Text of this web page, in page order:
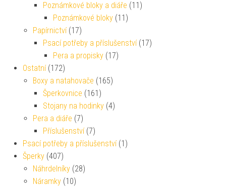
Poznámkové bloky a diáře (11)
Poznámkové bloky (11)
Papírnictví (17)
Psací potřeby a příslušenství (17)
Pera a propisky (17)
Ostatní (172)
Boxy a natahovače (165)
Šperkovnice (161)
Stojany na hodinky (4)
Pera a diáře (7)
Příslušenství (7)
Psací potřeby a příslušenství (1)
Šperky (407)
Náhrdelníky (28)
Náramky (10)